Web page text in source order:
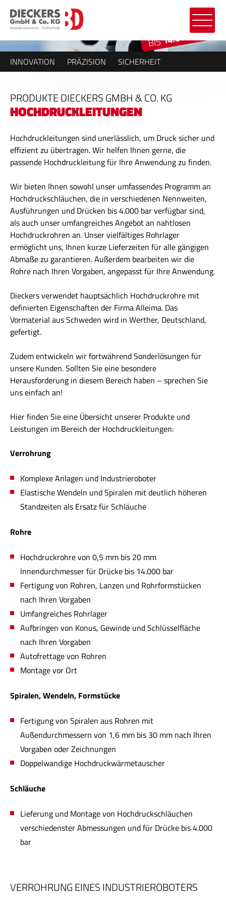
INNOVATION PRÄZISION SICHERHEIT
BIS14.000 BAR
PRODUKTE DIECKERS GMBH & CO. KG
HOCHDRUCKLEITUNGEN
Hochdruckleitungen sind unerlässlich, um Druck sicher und
effizient zu übertragen. Wir helfen Ihnen gerne, die
passende Hochdruckleitung für Ihre Anwendung zu finden.
Wir bieten Ihnen sowohl unser umfassendes Programm an
Hochdruckschläuchen, die in verschiedenen Nennweiten,
Ausführungen und Drücken bis 4.000 bar verfügbar sind,
als auch unser umfangreiches Angebot an nahtlosen
Hochdruckrohren an. Unser vielfältiges Rohrlager
ermöglicht uns, Ihnen kurze Lieferzeiten für alle gängigen
Abmaße zu garantieren. Außerdem bearbeiten wir die
Rohre nach Ihren Vorgaben, angepasst für Ihre Anwendung.
Dieckers verwendet hauptsächlich Hochdruckrohre mit
definierten Eigenschaften der Firma Alleima. Das
Vormaterial aus Schweden wird in Werther, Deutschland,
gefertigt.
Zudem entwickeln wir fortwährend Sonderlösungen für
unsere Kunden. Sollten Sie eine besondere
Herausforderung in diesem Bereich haben – sprechen Sie
uns einfach an!
Hier finden Sie eine Übersicht unserer Produkte und
Leistungen im Bereich der Hochdruckleitungen:
Verrohrung
Komplexe Anlagen und Industrieroboter
Elastische Wendeln und Spiralen mit deutlich höheren
Standzeiten als Ersatz für Schläuche
Rohre
Hochdruckrohre von 0,5 mm bis 20 mm
Innendurchmesser für Drücke bis 14.000 bar
Fertigung von Rohren, Lanzen und Rohrformstücken
nach Ihren Vorgaben
Umfangreiches Rohrlager
Aufbringen von Konus, Gewinde und Schlüsselfläche
nach Ihren Vorgaben
Autofrettage von Rohren
Montage vor Ort
Spiralen, Wendeln, Formstücke
Fertigung von Spiralen aus Rohren mit
Außendurchmessern von 1,6 mm bis 30 mm nach Ihren
Vorgaben oder Zeichnungen
Doppelwandige Hochdruckwärmetauscher
Schläuche
Lieferung und Montage von Hochdruckschläuchen
verschiedenster Abmessungen und für Drücke bis 4.000
bar
VERROHRUNG EINES INDUSTRIEROBOTERS